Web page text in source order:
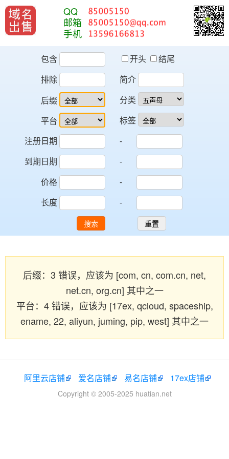
QQ
邮箱
手机
包含 开头
结尾
排除
简介
后缀
平台
分类
标签
注册日期
-
到期日期
-
价格
-
长度
-
搜索 重置
后缀：3 错误，应该为 [com, cn, com.cn, net,
net.cn, org.cn] 其中之一
平台：4 错误，应该为 [17ex, qcloud, spaceship,
ename, 22, aliyun, juming, pip, west] 其中之一
阿里云店铺 爱名店铺 易名店铺 17ex店铺
Copyright © 2005-2025 huatian.net